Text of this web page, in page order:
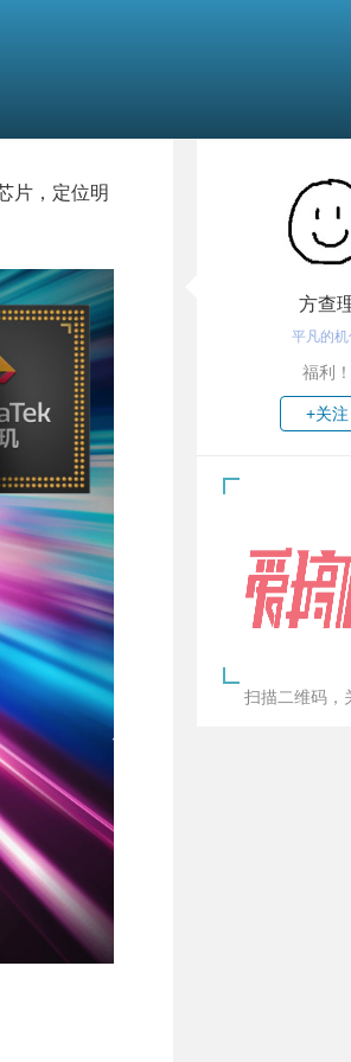
片，定位明
方查
平凡的机
福利！
+关注
扫描二维码，